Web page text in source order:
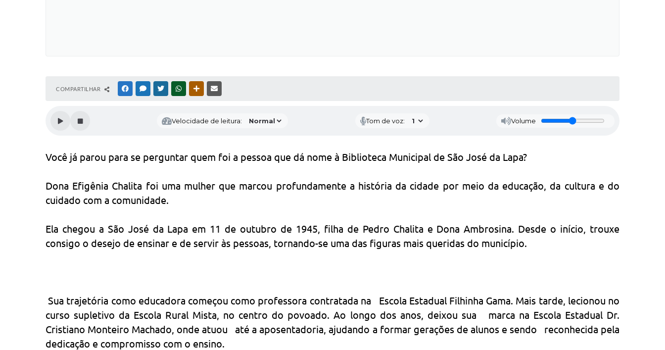
COMPARTILHAR FACEBOOKMESSENGER
TWITTERWHATSAPPOUTRAS MÍDIAS
Velocidade de leitura: Tom de voz: Volume
Você já parou para se perguntar quem foi a pessoa que dá nome à Biblioteca Municipal de São José da Lapa?
Dona Efigênia Chalita foi uma mulher que marcou profundamente a história da cidade por meio da educação, da cultura e do
cuidado com a comunidade.
Ela chegou a São José da Lapa em 11 de outubro de 1945, filha de Pedro Chalita e Dona Ambrosina. Desde o início, trouxe
consigo o desejo de ensinar e de servir às pessoas, tornando-se uma das figuras mais queridas do município.
Sua trajetória como educadora começou como professora contratada na Escola Estadual Filhinha Gama. Mais tarde, lecionou no
curso supletivo da Escola Rural Mista, no centro do povoado. Ao longo dos anos, deixou sua marca na Escola Estadual Dr.
Cristiano Monteiro Machado, onde atuou até a aposentadoria, ajudando a formar gerações de alunos e sendo reconhecida pela
dedicação e compromisso com o ensino.